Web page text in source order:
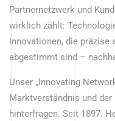
Partnernetzwerk und
wirklich zählt:
Innovationen, die präzise
abgestimmt sind –
Unser „Innovating
Marktverständnis und
hinterfragen. Seit 1897.